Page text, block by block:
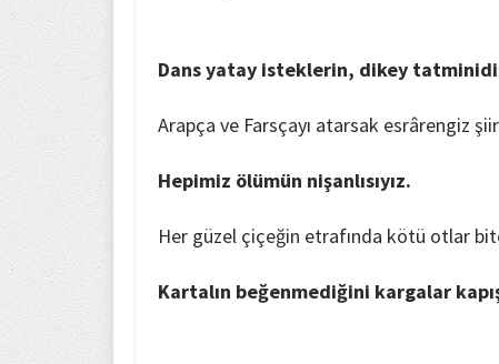
Dans yatay isteklerin, dikey
Arapça ve Farsçayı atarsak esrârengiz
Hepimiz ölümün nişanlısıyız.
Her güzel çiçeğin etrafında kötü otlar
Kartalın beğenmediğini kargalar